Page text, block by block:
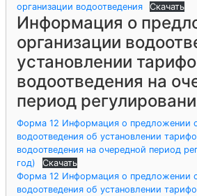
организации водоотведения
Скачать
Информация о
организации
установлении
водоотведения на
период
Форма 12 Информация о предложении
водоотведения об установлении
водоотведения на очередной период
год)
Скачать
Форма 12 Информация о предложении
водоотведения об установлении